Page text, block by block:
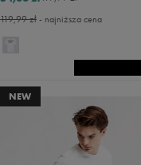
119,99 zł- najniższa cena
NEW